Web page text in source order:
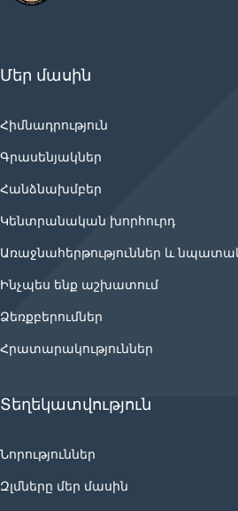
Մեր մասին
Հիմնադրություն
Գրասենյակներ
Հանձնախմբեր
Կենտրանական խորհուրդ
Առաջնահերթություններ և
Ինչպես ենք աշխատում
Ձեռքբերումներ
Հրատարակություններ
Տեղեկատվություն
Նորություններ
Զլմները մեր մասին